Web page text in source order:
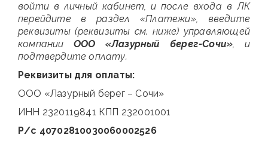
войти в личный кабинет, и после входа в ЛК
перейдите в раздел «Платежи», введите
реквизиты (реквизиты см. ниже) управляющей
компании ООО «Лазурный берег-Сочи», и
подтвердите оплату.
Реквизиты для оплаты:
ООО «Лазурный берег – Сочи»
ИНН 2320119841 КПП 232001001
Р/с 40702810030060002526